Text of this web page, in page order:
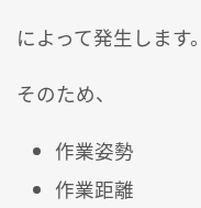
によって発生します。
そのため、
作業姿勢
作業距離